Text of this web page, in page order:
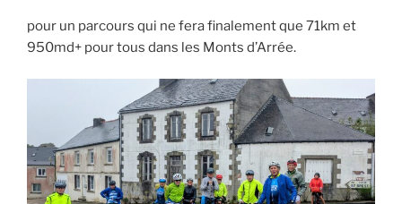
pour un parcours qui ne fera finalement que 71km et
950md+ pour tous dans les Monts d’Arrée.